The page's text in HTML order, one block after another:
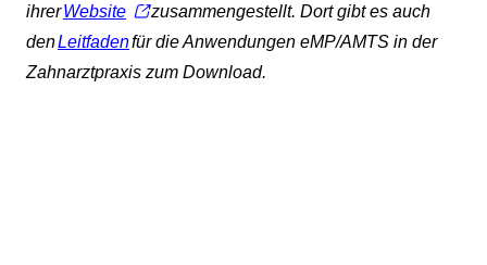
ihrerWebsite
zusammengestellt. Dort gibt es auch
denLeitfadenfür die Anwendungen eMP/AMTS in der
Zahnarztpraxis zum Download.